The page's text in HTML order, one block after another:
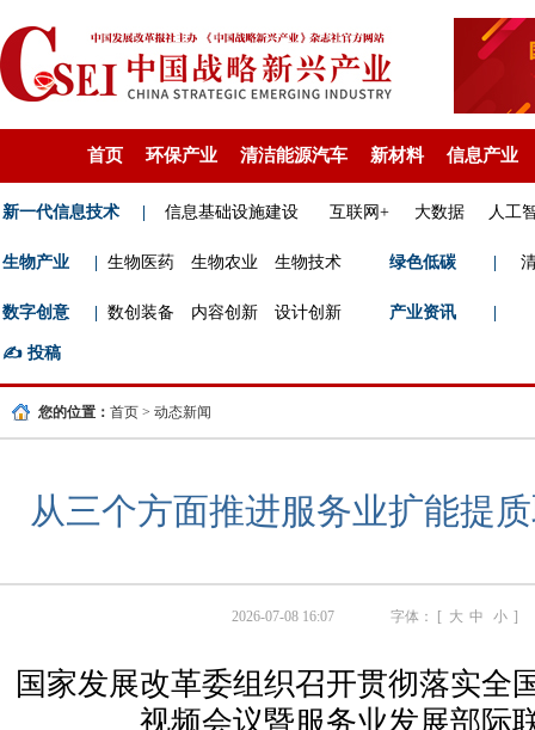
首页 环保产业 清洁能源汽车 新材料 信息产业
新一代信息技术 信息基础设施建设 互联网+ 大数据 人工
生物产业 生物医药 生物农业 生物技术 绿色低碳
数字创意 数创装备 内容创新 设计创新 产业资讯
✍️ 投稿
您的位置： 首页 > 动态新闻
从三个方面推进服务业扩能提
2026-07-08 16:07 字体： [ 大 中 小 ]
国家发展改革委组织召开贯彻落实全
视频会议暨服务业发展部际